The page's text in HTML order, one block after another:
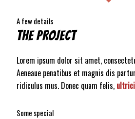
A few details
THE PROJECT
Lorem ipsum dolor sit amet,
Aeneaue penatibus et magnis dis
ridiculus mus. Donec quam felis,
Some special